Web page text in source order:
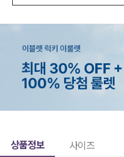
상품정보 사이즈